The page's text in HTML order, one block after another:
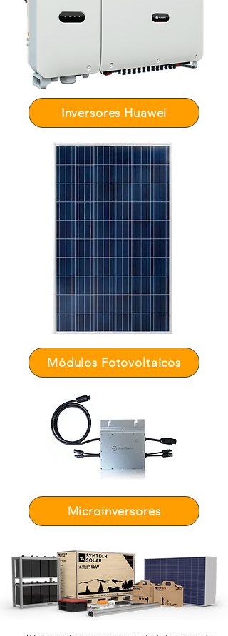
Inversores Huawei
Módulos Fotovoltaicos
Microinversores